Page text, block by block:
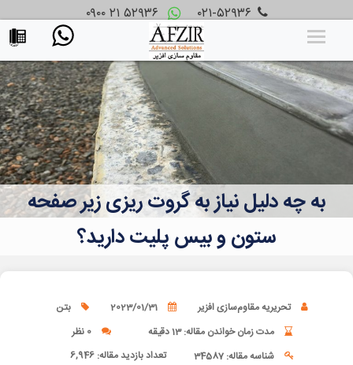
۰۲۱-۵۲۹۳۶ ۰۹۰۰ ۲۱ ۵۲۹۳۶
به چه دلیل نیاز به گروت ریزی زیر صفحه
ستون و بیس پلیت دارید؟
تحریریه مقاوم‌سازی افزیر 2023/01/31
بتن
مدت زمان خواندن مقاله: 13 دقیقه
0 نظر
شناسه مقاله: 34587
تعداد بازدید مقاله: 6,946